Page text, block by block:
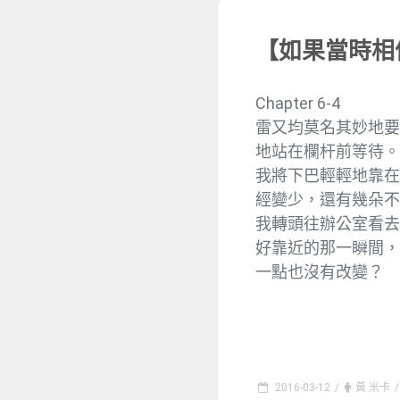
【如果當時
Chapter 6-4
雷又均莫名其妙地
地站在欄杆前等待。
我將下巴輕輕地靠
經變少，還有幾朵
我轉頭往辦公室看
好靠近的那一瞬間
一點也沒有改變？
2016-03-12 / 黃 米卡 /